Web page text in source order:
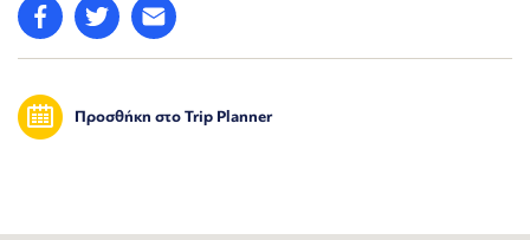
Προσθήκη στο Trip Planner